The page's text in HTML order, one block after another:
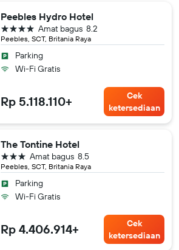
Peebles Hydro Hotel
Peebles, SCT, Britania Raya
8.2
Amat bagus
bintang 4
Parking
Wi-Fi Gratis
Rp 5.118.110+
Cek
ketersediaan
The Tontine Hotel
Peebles, SCT, Britania Raya
8.5
Amat bagus
bintang 3
Parking
Wi-Fi Gratis
Rp 4.406.914+
Cek
ketersediaan